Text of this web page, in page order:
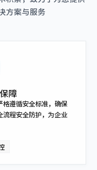
方案与服务
障
格遵循安全标准，确保
流程安全防护，为企业